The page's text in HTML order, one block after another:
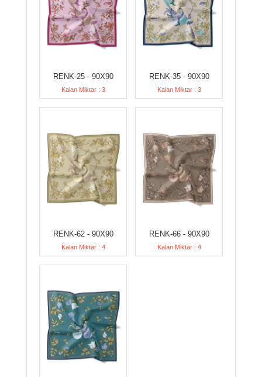
RENK-25 - 90X90
Kalan Miktar : 3
RENK-35 - 90X90
Kalan Miktar : 3
RENK-62 - 90X90
Kalan Miktar : 4
RENK-66 - 90X90
Kalan Miktar : 4